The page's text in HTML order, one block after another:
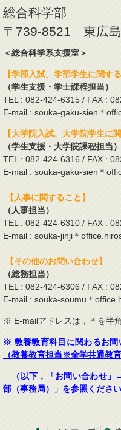
総合科学部
〒739-8521 東広
＜総合科学系支援室＞
【学部入試、学部学生に関する
（学生支援・学士課程担当）
TEL : 082-424-6315 / FAX :
E-mail : souka-gaku-sien＊
【大学院入試、大学院学生に
（学生支援・大学院課程担当）
TEL : 082-424-6316 / FAX :
E-mail : souka-gaku-sien＊
【人事に関すること】
（人事担当）
TEL : 082-424-6310 / FAX :
E-mail : souka-jinji＊
【その他のお問い合わせ】
（総務担当）
TEL : 082-424-6306 / FAX :
E-mail : souka-soumu＊
※ E-mailアドレスは，＊を半
※ 教養教育科目に関わるお
（教養教育担当※全学共通教
（以下，「お問い合わせ
部（事務局）」を参照ください